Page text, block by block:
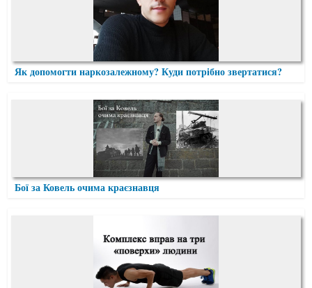
Як допомогти наркозалежному? Куди потрібно звертатися?
Бої за Ковель очима краєзнавця